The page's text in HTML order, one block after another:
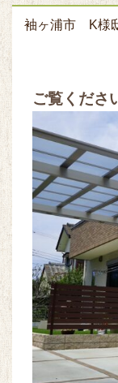
袖ヶ浦市 K様
ご覧くださ